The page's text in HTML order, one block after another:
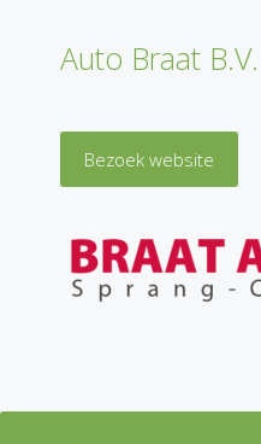
Auto Braat B.V.
Bezoek website